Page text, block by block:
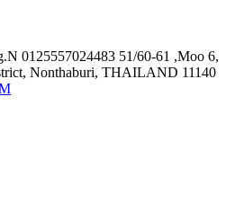
0125557024483 51/60-61 ,Moo 6,
Nonthaburi, THAILAND 11140